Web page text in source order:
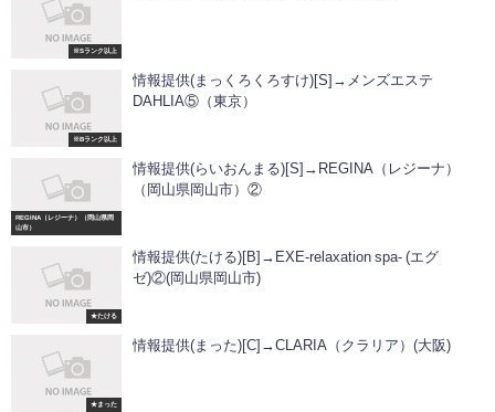
※Sランク以上
※Bランク以上
情報提供(まっくろくろすけ)[S]→メンズエステ
DAHLIA⑤（東京）
REGINA（レジーナ）（岡山県岡
山市）
情報提供(らいおんまる)[S]→REGINA（レジーナ）
（岡山県岡山市）②
★たける
情報提供(たける)[B]→EXE-relaxation spa- (エグ
ゼ)②(岡山県岡山市)
★まった
情報提供(まった)[C]→CLARIA（クラリア）(大阪)